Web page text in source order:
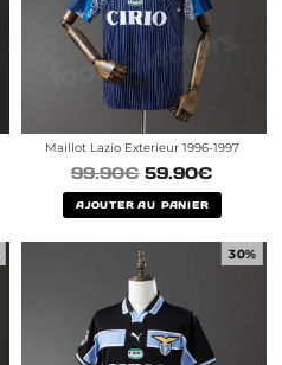
Maillot Lazio Exterieur 1996-1997
99.90€ 59.90€
AJOUTER AU PANIER
30%